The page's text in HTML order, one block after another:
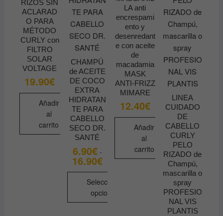
RIZOS SIN
ACLARAD
O PARA
MÉTODO
CURLY con
FILTRO
SOLAR
VOLTAGE
19.90€
Añadir
al
carrito
CHAMPÚ
de ACEITE
DE COCO
EXTRA
HIDRATAN
TE PARA
CABELLO
SECO DR.
SANTÉ
6.90€ -
16.90€Rango
de
precios:
desde
6.90€
hasta
16.90€
Seleccionar
opciones
LA anti
encrespami
ento y
desenredant
e con aceite
de
macadamia
MASK
ANTI-FRIZZ
MIMARE
12.40€
Añadir
al
carrito
LINEA
CUIDADO
DE
CABELLO
CURLY
PELO
RIZADO de
Champú,
mascarilla o
spray
PROFESIO
NAL VIS
PLANTIS